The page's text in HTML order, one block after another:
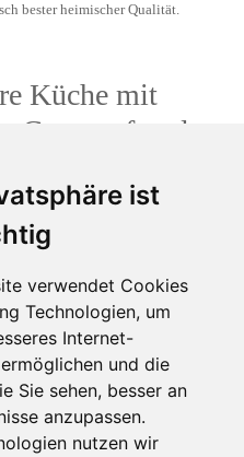
ist
verwendet Cookies
Technologien, um
Internet-
und die
Sie sehen, besser an
anzupassen.
nutzen wir
bester heimischer Qualität.
Küche mit